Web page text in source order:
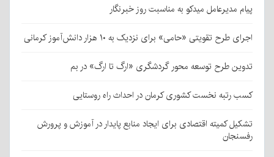
پیام مدیرعامل میدکو به مناسبت روز خبرنگار
اجرای طرح تقویتی «حامی» برای نزدیک به ۱۰ هزار دانش‌آموز کرمانی
تدوین طرح توسعه محور گردشگری «ارگ تا ارگ» در بم
کسب رتبه نخست کشوری کرمان در احداث راه روستایی
تشکیل کمیته اقتصادی برای ایجاد منابع پایدار در آموزش و پرورش
رفسنجان